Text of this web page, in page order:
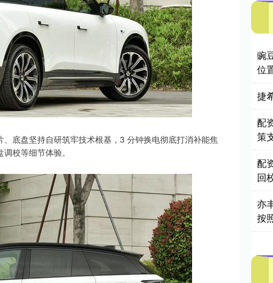
底盘坚持自研筑牢技术根基，3 分钟换电彻底打消补能焦
校等细节体验。
豌
位
捷
配
策
配
回
亦
按